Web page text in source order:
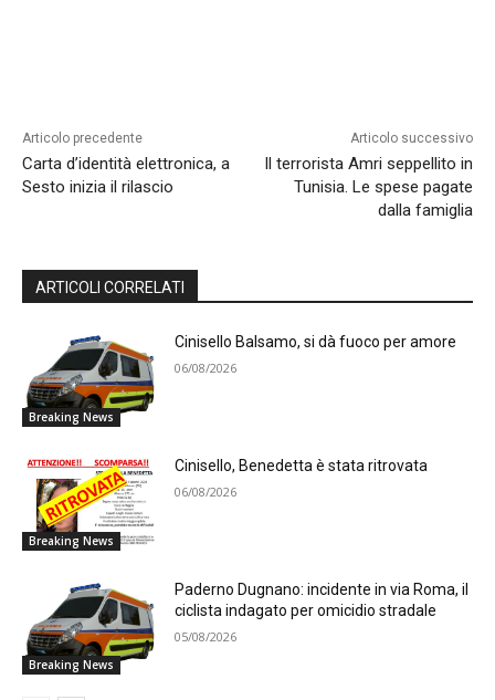
Articolo precedente
Carta d’identità elettronica, a
Sesto inizia il rilascio
Articolo successivo
Il terrorista Amri seppellito in
Tunisia. Le spese pagate
dalla famiglia
ARTICOLI CORRELATI
Breaking News
Cinisello Balsamo, si dà fuoco per amore
06/08/2026
Breaking News
Cinisello, Benedetta è stata ritrovata
06/08/2026
Breaking News
Paderno Dugnano: incidente in via Roma, il
ciclista indagato per omicidio stradale
05/08/2026